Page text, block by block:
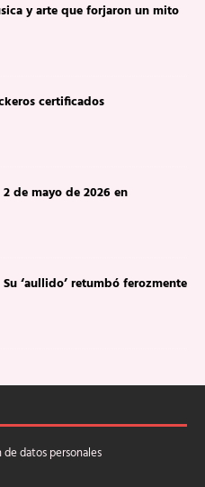
y arte que forjaron un mito
certificados
de mayo de 2026 en
‘aullido’ retumbó ferozmente
datos personales